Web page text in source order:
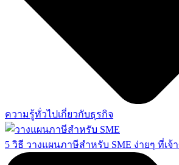
ความรู้ทั่วไปเกี่ยวกับธุรกิจ
5 วิธี วางแผนภาษีสำหรับ SME ง่ายๆ ที่เจ้